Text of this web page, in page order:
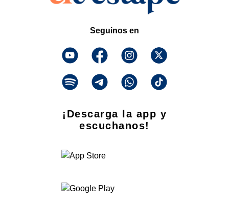
Seguinos en
¡Descarga la app y
escuchanos!